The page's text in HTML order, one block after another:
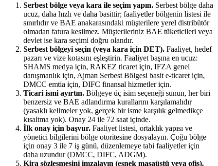
Serbest bölge veya kara ile seçim yapın. Serbest bölge daha
ucuz, daha hızlı ve daha basittir; faaliyetler bölgenin listesi ile
sınırlıdır ve BAE anakarasındaki müşterilere yerel distribütör
olmadan fatura kesilmez. Müşterileriniz BAE tüketicileri veya
devlet ise kara seçimi doğru olandır.
Serbest bölgeyi seçin (veya kara için DET). Faaliyet, hedef
pazarı ve vize kotasını eşleştirin. Faaliyet başına en ucuz:
SHAMS medya için, RAKEZ ticaret için, IFZA genel
danışmanlık için, Ajman Serbest Bölgesi basit e-ticaret için,
DMCC emtia için, DIFC finansal hizmetler için.
Ticari ismi ayırtın. Bölgeye üç isim seçeneği sunun, her biri
benzersiz ve BAE adlandırma kurallarını karşılamalıdır
(yasaklı kelimeler yok, gerçek bir isme karşılık gelmedikçe
kısaltma yok). Onay 24 ile 72 saat içinde.
İlk onay için başvur. Faaliyet listesi, ortaklık yapısı ve
yönetici bilgilerini bölge otoritesine dosyalayın. Çoğu bölge
için onay 3 ile 7 iş günü, düzenlemeye tabi faaliyetler için
daha uzundur (DMCC, DIFC, ADGM).
Kira sözleşmesini imzalayın (esnek masaüstü veya ofis).